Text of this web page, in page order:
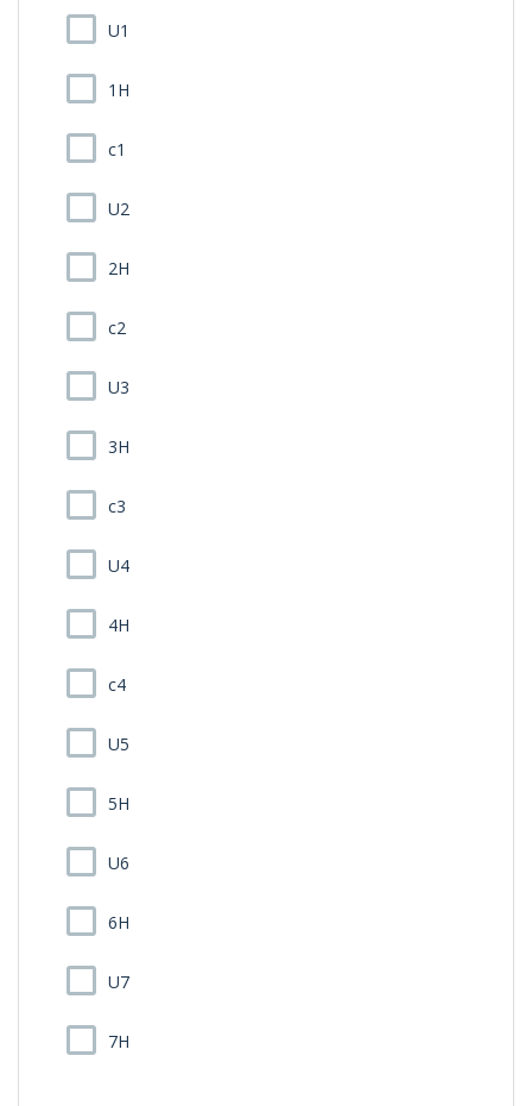
U1
1H
c1
U2
2H
c2
U3
3H
c3
U4
4H
c4
U5
5H
U6
6H
U7
7H